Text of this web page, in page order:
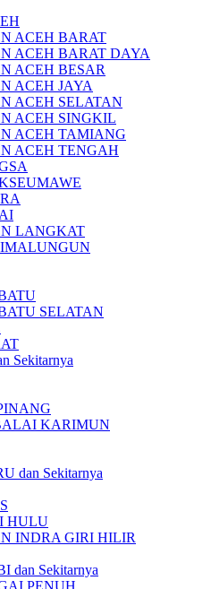
ACEH BARAT
ACEH BARAT DAYA
ACEH BESAR
ACEH JAYA
ACEH SELATAN
ACEH SINGKIL
ACEH TAMIANG
ACEH TENGAH
LANGKAT
SELATAN
Sekitarnya
KARIMUN
dan Sekitarnya
HULU
INDRA GIRI HILIR
dan Sekitarnya
PENUH